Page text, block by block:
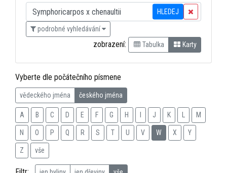
HLEDEJ
podrobné vyhledávání
zobrazení: Tabulka Karty
Vyberte dle počátečního písmene
vědeckého jména českého jména
A B C D E F G H J K M
N O P Q R S T U V W X Y
Z vše